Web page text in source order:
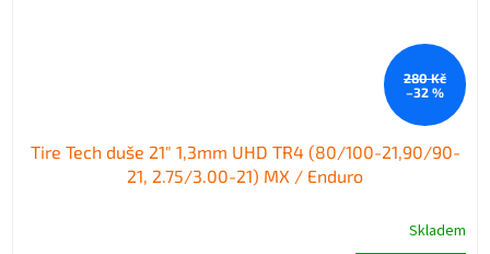
280 Kč
–32 %
Tire Tech duše 21" 1,3mm UHD TR4 (80/100-21,90/90-
21, 2.75/3.00-21) MX / Enduro
Skladem